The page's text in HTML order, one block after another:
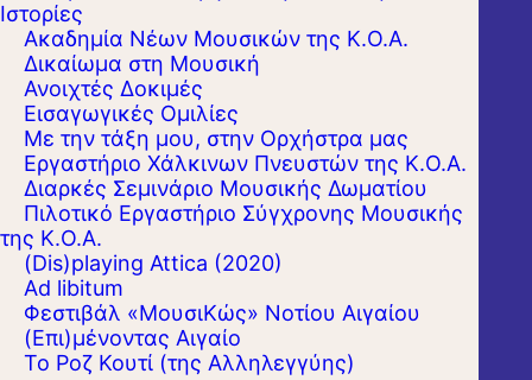
Ιστορίες
Ακαδημία Νέων Μουσικών της Κ.Ο.Α.
Δικαίωμα στη Μουσική
Ανοιχτές Δοκιμές
Εισαγωγικές Ομιλίες
Με την τάξη μου, στην Ορχήστρα μας
Εργαστήριo Χάλκινων Πνευστών της Κ.Ο.Α.
Διαρκές Σεμινάριο Μουσικής Δωματίου
Πιλοτικό Εργαστήριο Σύγχρονης Μουσικής
της Κ.Ο.Α.
(Dis)playing Attica (2020)
Ad libitum
Φεστιβάλ «ΜουσιΚώς» Νοτίου Αιγαίου
(Επι)μένοντας Αιγαίο
Το Ροζ Κουτί (της Αλληλεγγύης)